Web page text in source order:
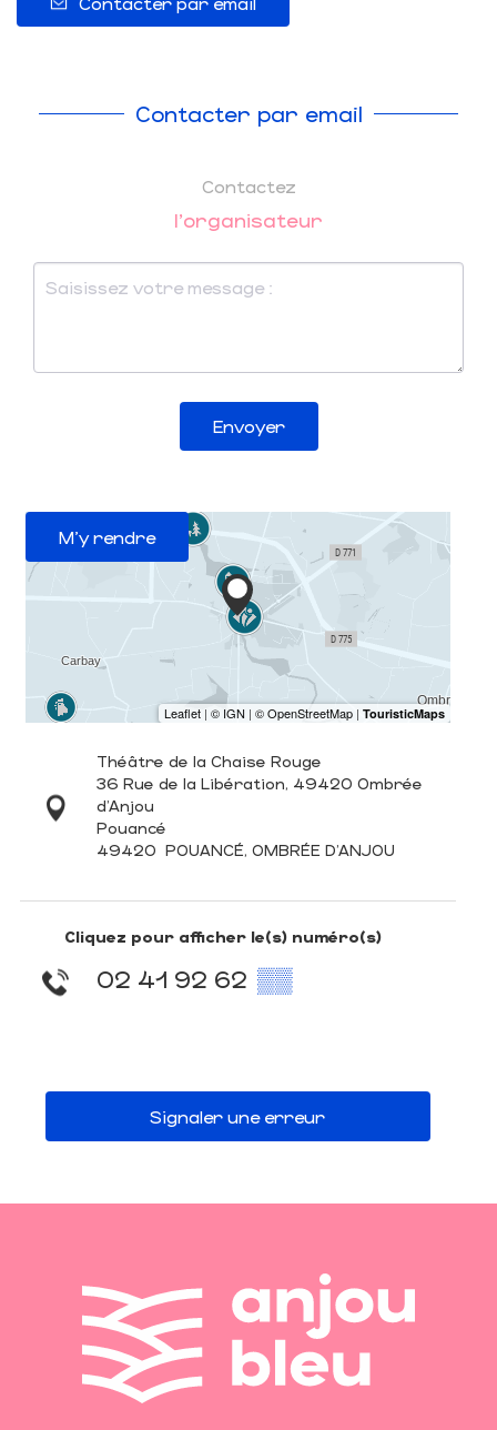
Contacter par email
Contactez
l'organisateur
Envoyer
M'y rendre
Théâtre de la Chaise Rouge
36 Rue de la Libération, 49420 Ombrée
d'Anjou
Pouancé
49420 POUANCÉ, OMBRÉE D'ANJOU
Cliquez pour afficher le(s) numéro(s)
02 41 92 62 ▒▒
Signaler une erreur